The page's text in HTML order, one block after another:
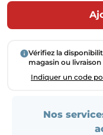
Vérifiez la
magasin ou
Indiquer un code
Nos